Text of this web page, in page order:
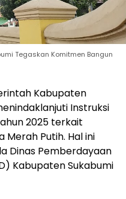
Tegaskan Komitmen Bangun
Kabupaten
Instruksi
2025 terkait
Putih. Hal ini
Dinas Pemberdayaan
Kabupaten Sukabumi